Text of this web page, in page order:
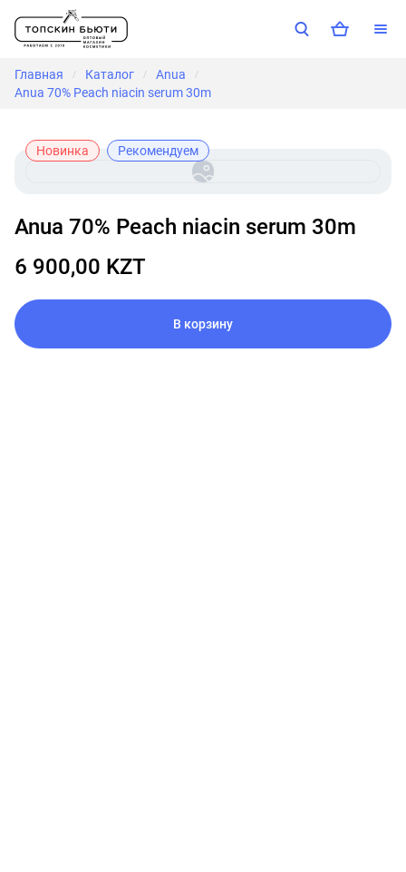
Главная / Каталог / Anua /
Anua 70% Peach niacin serum 30m
Новинка Рекомендуем
Anua 70% Peach niacin serum 30m
6 900,00 KZT
В корзину